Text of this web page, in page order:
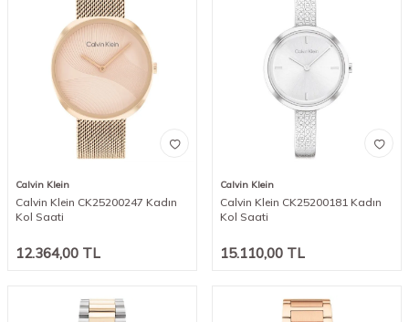
Calvin Klein
Calvin Klein CK25200247 Kadın
Kol Saati
12.364,00 TL
Calvin Klein
Calvin Klein CK25200181 Kadın
Kol Saati
15.110,00 TL